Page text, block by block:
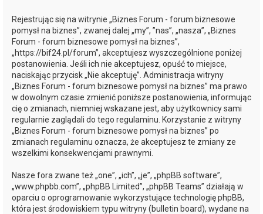
Rejestrując się na witrynie „Biznes Forum - forum biznesowe
pomysł na biznes”, zwanej dalej „my”, ”nas”, „nasza”, „Biznes
Forum - forum biznesowe pomysł na biznes”,
„https://bif24.pl/forum”, akceptujesz wyszczególnione poniżej
postanowienia. Jeśli ich nie akceptujesz, opuść to miejsce,
naciskając przycisk „Nie akceptuję”. Administracja witryny
„Biznes Forum - forum biznesowe pomysł na biznes” ma prawo
w dowolnym czasie zmienić poniższe postanowienia, informując
cię o zmianach, niemniej wskazane jest, aby użytkownicy sami
regularnie zaglądali do tego regulaminu. Korzystanie z witryny
„Biznes Forum - forum biznesowe pomysł na biznes” po
zmianach regulaminu oznacza, że akceptujesz te zmiany ze
wszelkimi konsekwencjami prawnymi.
Nasze fora zwane też „one”, „ich”, „je”, „phpBB software”,
„www.phpbb.com”, „phpBB Limited”, „phpBB Teams” działają w
oparciu o oprogramowanie wykorzystujące technologię phpBB,
która jest środowiskiem typu witryny (bulletin board), wydane na